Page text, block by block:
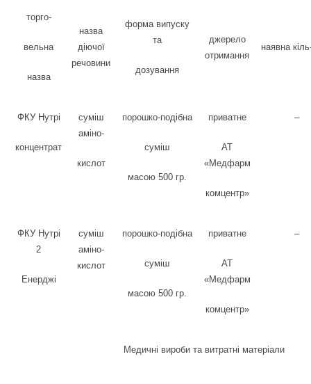
торго-
вельна
назва
назва
діючої
речовини
форма випуску
та
дозування
джерело
отримання
наявна
ФКУ Нутрі
концентрат
суміш
аміно-
кислот
порошко-подібна
суміш
масою 500 гр.
приватне
АТ
«Медфарм
комцентр»
–
ФКУ Нутрі
2
Енерджі
суміш
аміно-
кислот
порошко-подібна
суміш
масою 500 гр.
приватне
АТ
«Медфарм
комцентр»
–
Медичні вироби та витратні матеріали